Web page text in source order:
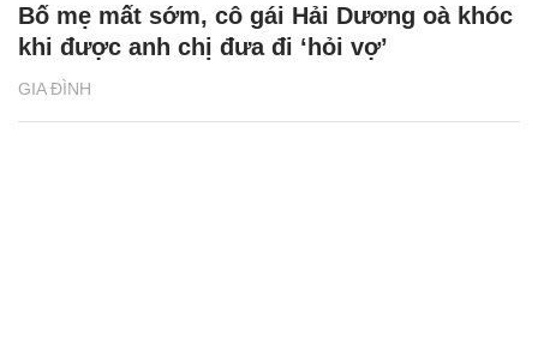
GIA ĐÌNH
Bố mẹ mất sớm, cô gái Hải Dương oà khóc
khi được anh chị đưa đi ‘hỏi vợ’